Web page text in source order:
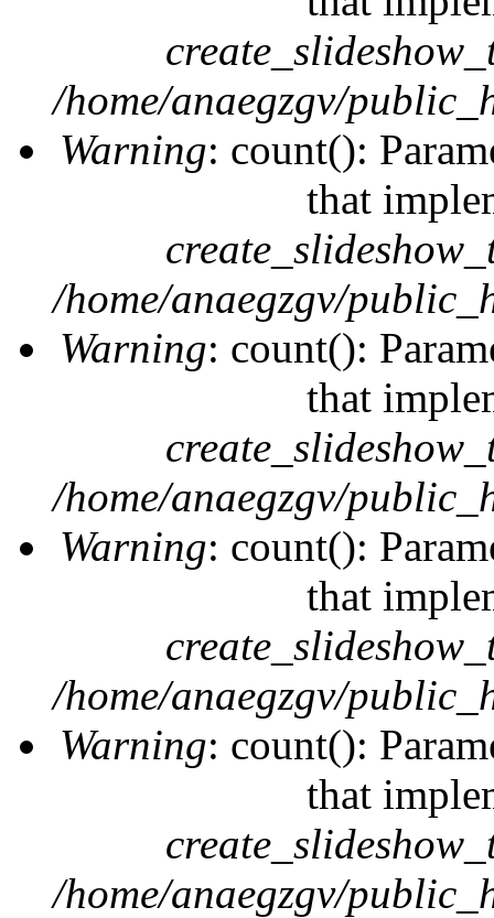
/home/anaegzgv/
Warning: count():
that
/home/anaegzgv/
Warning: count():
that
/home/anaegzgv/
Warning: count():
that
/home/anaegzgv/
Warning: count():
that
/home/anaegzgv/